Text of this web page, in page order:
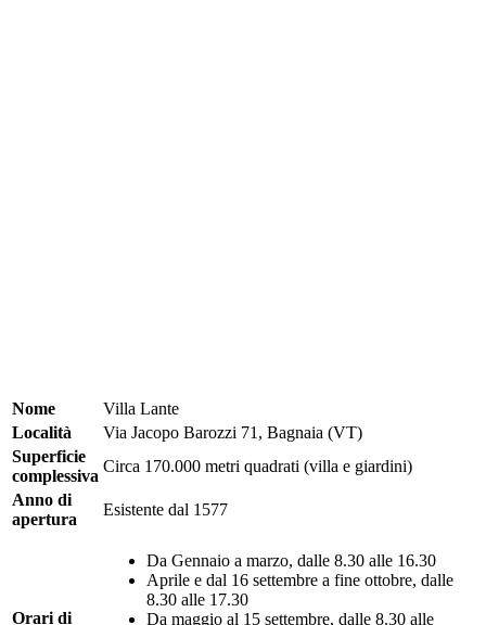
Nome
Villa Lante
Località
Via Jacopo Barozzi 71, Bagnaia (VT)
Superficie
complessiva
Circa 170.000 metri quadrati (villa e giardini)
Anno di
apertura
Esistente dal 1577
Orari di
Da Gennaio a marzo, dalle 8.30 alle 16.30
Aprile e dal 16 settembre a fine ottobre, dalle
8.30 alle 17.30
Da maggio al 15 settembre, dalle 8.30 alle